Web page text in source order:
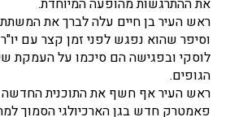
את ההתרגשות מהופעה המיוחדת.
ראש העיר בן חיים עלה לברך את
וסיפר שהוא נפגש לפני זמן קצר עם
לוסקי ובפגישה הם סיכמו על העמקת
הגופים.
ראש העיר אף חשף את התוכנית
פאמטרק חדש בגן הארכיולגי הסמוך